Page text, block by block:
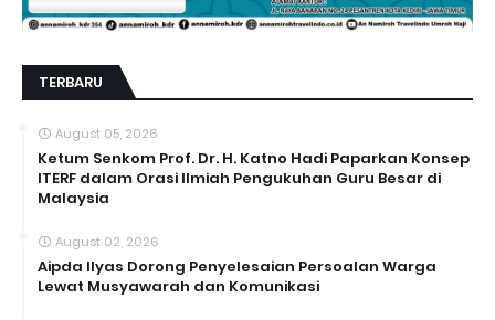
TERBARU
August 05, 2026
Ketum Senkom Prof. Dr. H. Katno Hadi Paparkan Konsep
ITERF dalam Orasi Ilmiah Pengukuhan Guru Besar di
Malaysia
August 02, 2026
Aipda Ilyas Dorong Penyelesaian Persoalan Warga
Lewat Musyawarah dan Komunikasi